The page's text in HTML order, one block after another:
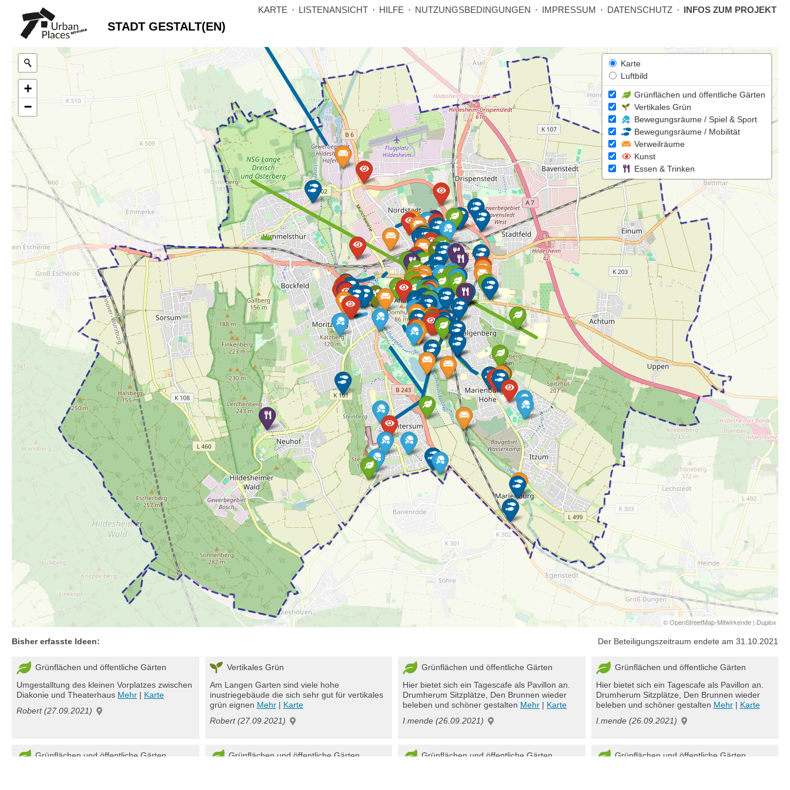
KARTE · LISTENANSICHT · HILFE · NUTZUNGSBEDINGUNGEN · IMPRESSUM · DATENSCHUTZ · INFOS ZUM PROJEKT
STADT GESTALT(EN)
+
−
Karte
Luftbild
Grünflächen und öffentliche Gärten
Vertikales Grün
Bewegungsräume / Spiel & Sport
Bewegungsräume / Mobilität
Verweilräume
Kunst
Essen & Trinken
©OpenStreetMap-Mitwirkende | Duplox
Der Beteiligungszeitraum endete am 31.10.2021
Bisher erfasste Ideen:
Grünflächen und öffentliche Gärten
Umgestalltung des kleinen Vorplatzes zwischen
Diakonie und Theaterhaus Mehr | Karte
Robert (27.09.2021)
Vertikales Grün
Am Langen Garten sind viele hohe
inustriegebäude die sich sehr gut für vertikales
grün eignen Mehr| Karte
Robert (27.09.2021)
Grünflächen und öffentliche Gärten
Hier bietet sich ein Tagescafe als Pavillon an.
Drumherum Sitzplätze, Den Brunnen wieder
beleben und schöner gestalten Mehr | Karte
I.mende (26.09.2021)
Grünflächen und öffentliche Gärten
Hier bietet sich ein Tagescafe als Pavillon an.
Drumherum Sitzplätze, Den Brunnen wieder
beleben und schöner gestalten Mehr| Karte
I.mende (26.09.2021)
Grünflächen und öffentliche Gärten
Grünflächen und öffentliche Gärten
Grünflächen und öffentliche Gärten
Grünflächen und öffentliche Gärten